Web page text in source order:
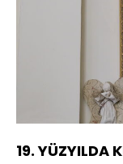
19. YÜZYILDA